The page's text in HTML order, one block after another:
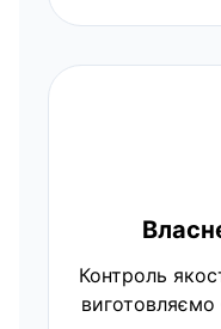
Контроль
виготовляємо